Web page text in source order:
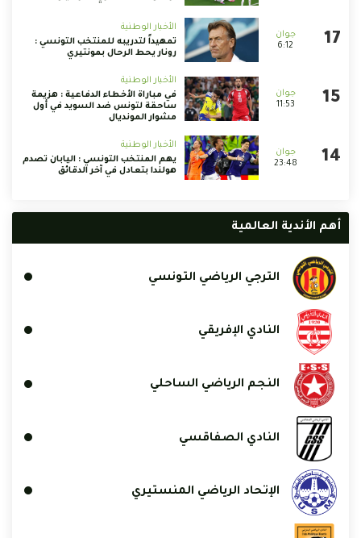
6:12
الأخبار الوطنية
تمهيداً لتدريبه للمنتخب التونسي :
رونار يحط الرحال بمونتيري
11:53
الأخبار الوطنية
في مباراة الأخطاء الدفاعية : هزيمة
ساحقة لتونس ضد السويد في أول
مشوار المونديال
23:48
الأخبار الوطنية
يهم المنتخب التونسي : اليابان تصدم
هولندا بتعادل في آخر الدقائق
أهم الأندية العالمية
الترجي الرياضي التونسي
النادي الإفريقي
النجم الرياضي الساحلي
النادي الصفاقسي
الإتحاد الرياضي المنستيري